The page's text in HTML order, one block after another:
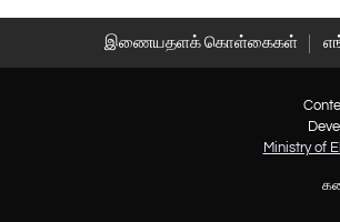
இணையதளக் கொள்கைகள்
Ministry of